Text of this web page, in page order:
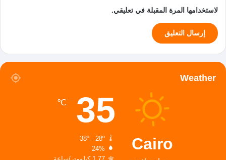
لاستخدامها المرة المقبلة في تعليقي.
Weather
Cairo
35
℃
38º - 28º
24%